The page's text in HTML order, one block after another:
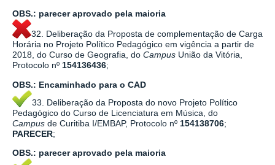
OBS.: parecer aprovado pela maioria
32. Deliberação da Proposta de complementação de Carga
Horária no Projeto Político Pedagógico em vigência a partir de
2018, do Curso de Geografia, do Campus União da Vitória,
Protocolo nº 154136436;
OBS.: Encaminhado para o CAD
33. Deliberação da Proposta do novo Projeto Político
Pedagógico do Curso de Licenciatura em Música, do
Campus de Curitiba I/EMBAP, Protocolo nº 154138706;
PARECER;
OBS.: parecer aprovado pela maioria